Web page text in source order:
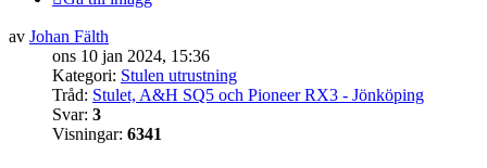
av Johan Fälth
ons 10 jan 2024, 15:36
Kategori: Stulen utrustning
Tråd: Stulet, A&H SQ5 och Pioneer RX3 - Jönköping
Svar: 3
Visningar: 6341